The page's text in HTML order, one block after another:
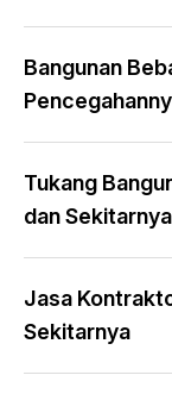
Bangunan
Tukang
dan Sekitarnya
Jasa
Sekitarnya